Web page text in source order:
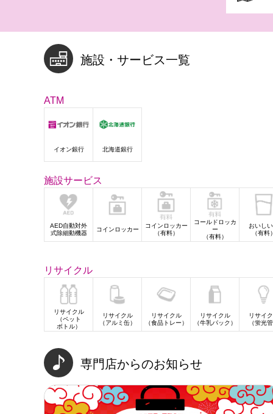
施設・サービス一覧
ATM
イオン銀行 北海道銀行
施設サービス
AED自動対外
式除細動機器
コインロッカー
コインロッカー
（有料）
コールドロッカ
ー
（有料）
おいし
（有料
リサイクル
リサイクル
（ペット
ボトル）
リサイクル
（アルミ缶）
リサイクル
（食品トレー）
リサイクル
（牛乳パック）
リサイ
（蛍光
専門店からのお知らせ